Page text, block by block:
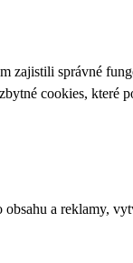
zajistili správné
cookies,
a reklamy,